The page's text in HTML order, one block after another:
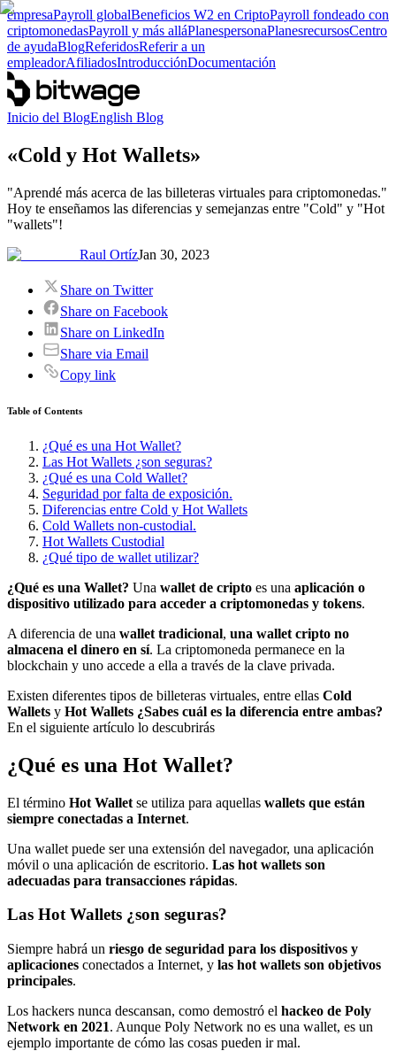
empresaPayroll globalBeneficios W2 en CriptoPayroll fondeado con
criptomonedasPayroll y más alláPlanespersonaPlanesrecursosCentro
de ayudaBlogReferidosReferir a un
empleadorAfiliadosIntroducciónDocumentación
Inicio del BlogEnglish Blog
«Cold y Hot Wallets»
"Aprendé más acerca de las billeteras virtuales para criptomonedas."
Hoy te enseñamos las diferencias y semejanzas entre "Cold" y "Hot
"wallets"!
Raul OrtízJan 30, 2023
Share on Twitter
Share on Facebook
Share on LinkedIn
Share via Email
Copy link
Table of Contents
¿Qué es una Hot Wallet?
Las Hot Wallets ¿son seguras?
¿Qué es una Cold Wallet?
Seguridad por falta de exposición.
Diferencias entre Cold y Hot Wallets
Cold Wallets non-custodial.
Hot Wallets Custodial
¿Qué tipo de wallet utilizar?
¿Qué es una Wallet? Una wallet de cripto es una aplicación o
dispositivo utilizado para acceder a criptomonedas y tokens.
A diferencia de una wallet tradicional, una wallet cripto no
almacena el dinero en sí. La criptomoneda permanece en la
blockchain y uno accede a ella a través de la clave privada.
Existen diferentes tipos de billeteras virtuales, entre ellas Cold
Wallets y Hot Wallets ¿Sabes cuál es la diferencia entre ambas?
En el siguiente artículo lo descubrirás
¿Qué es una Hot Wallet?
El término Hot Wallet se utiliza para aquellas wallets que están
siempre conectadas a Internet.
Una wallet puede ser una extensión del navegador, una aplicación
móvil o una aplicación de escritorio. Las hot wallets son
adecuadas para transacciones rápidas.
Las Hot Wallets ¿son seguras?
Siempre habrá un riesgo de seguridad para los dispositivos y
aplicaciones conectados a Internet, y las hot wallets son objetivos
principales.
Los hackers nunca descansan, como demostró el hackeo de Poly
Network en 2021. Aunque Poly Network no es una wallet, es un
ejemplo importante de cómo las cosas pueden ir mal.